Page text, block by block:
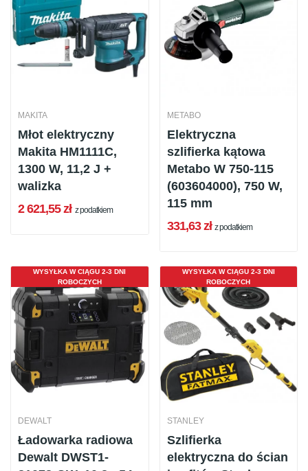
MAKITA
Młot elektryczny
Makita HM1111C,
1300 W, 11,2 J +
walizka
2 621,55 zł z podatkiem
METABO
Elektryczna
szlifierka kątowa
Metabo W 750-115
(603604000), 750 W,
115 mm
331,63 zł z podatkiem
WYSYŁKA W CIĄGU 2-3 DNI
ROBOCZYCH
DEWALT
Ładowarka radiowa
Dewalt DWST1-
WYSYŁKA W CIĄGU 2-3 DNI
ROBOCZYCH
STANLEY
Szlifierka
elektryczna do ścian